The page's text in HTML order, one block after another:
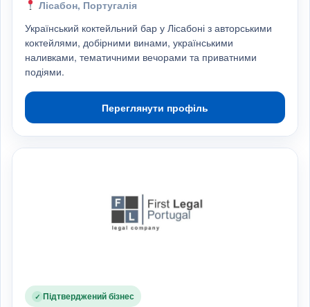
Лісабон, Португалія
Український коктейльний бар у Лісабоні з авторськими
коктейлями, добірними винами, українськими
наливками, тематичними вечорами та приватними
подіями.
Переглянути профіль
✓ Підтверджений бізнес